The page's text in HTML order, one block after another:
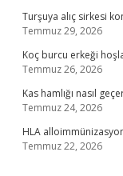
Turşuya alıç sirkesi
Temmuz 29, 2026
Koç burcu erkeği
Temmuz 26, 2026
Kas hamlığı nasıl
Temmuz 24, 2026
HLA
Temmuz 22, 2026